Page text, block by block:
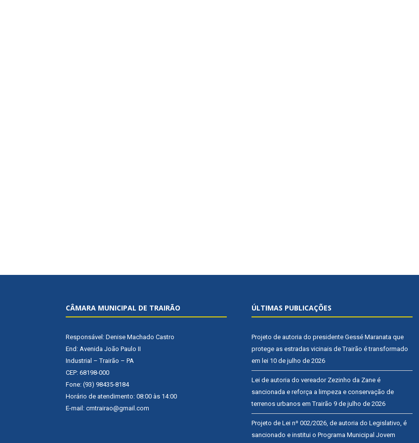
CÂMARA MUNICIPAL DE TRAIRÃO
Responsável: Denise Machado Castro
End: Avenida João Paulo II
Industrial – Trairão – PA
CEP: 68198-000
Fone: (93) 98435-8184
Horário de atendimento: 08:00 às 14:00
E-mail: cmtrairao@gmail.com
ÚLTIMAS PUBLICAÇÕES
Projeto de autoria do presidente Gessé Maranata que
protege as estradas vicinais de Trairão é transformado
em lei 10 de julho de 2026
Lei de autoria do vereador Zezinho da Zane é
sancionada e reforça a limpeza e conservação de
terrenos urbanos em Trairão 9 de julho de 2026
Projeto de Lei nº 002/2026, de autoria do Legislativo, é
sancionado e institui o Programa Municipal Jovem